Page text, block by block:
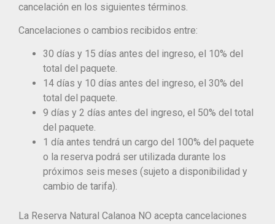
cancelación en los siguientes términos.
Cancelaciones o cambios recibidos entre:
30 días y 15 días antes del ingreso, el 10% del
total del paquete.
14 días y 10 días antes del ingreso, el 30% del
total del paquete.
9 días y 2 días antes del ingreso, el 50% del total
del paquete.
1 día antes tendrá un cargo del 100% del paquete
o la reserva podrá ser utilizada durante los
próximos seis meses (sujeto a disponibilidad y
cambio de tarifa).
La Reserva Natural Calanoa NO acepta cancelaciones